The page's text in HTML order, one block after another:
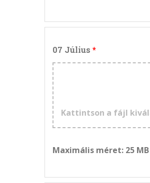
07 Július
Kattintson a fájl
Maximális méret: 25 MB